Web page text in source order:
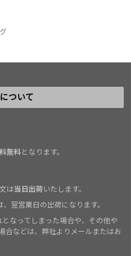
ついて
無料となります。
は当日出荷いたします。
翌営業日の出荷になります。
なってしまった場合や、その他や
合などは、弊社よりメールまたはお